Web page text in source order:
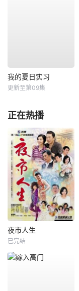
我的夏日实习
更新至第09集
正在热播
夜市人生
已完结